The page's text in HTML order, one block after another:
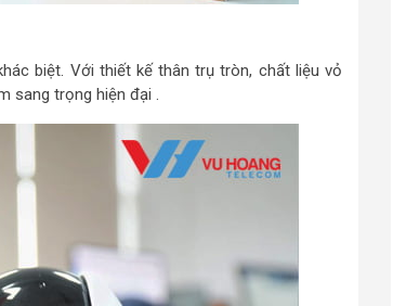
biệt. Với thiết kế thân trụ tròn, chất liệu vỏ
sang trọng hiện đại .